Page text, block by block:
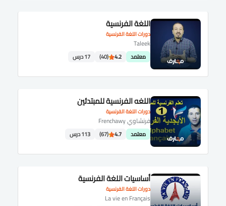
دورات اللغة الفرنسية
اللغة الفرنسية
Taleek
معتمد 4.2
(40) 17 درس
دورات اللغة الفرنسية
اللغه الفرنسية للمبتدئين
فرنشاوي Frenchawy
معتمد 4.7
(67) 113 درس
دورات اللغة الفرنسية
أساسيات اللغة الفرنسية
La vie en Français